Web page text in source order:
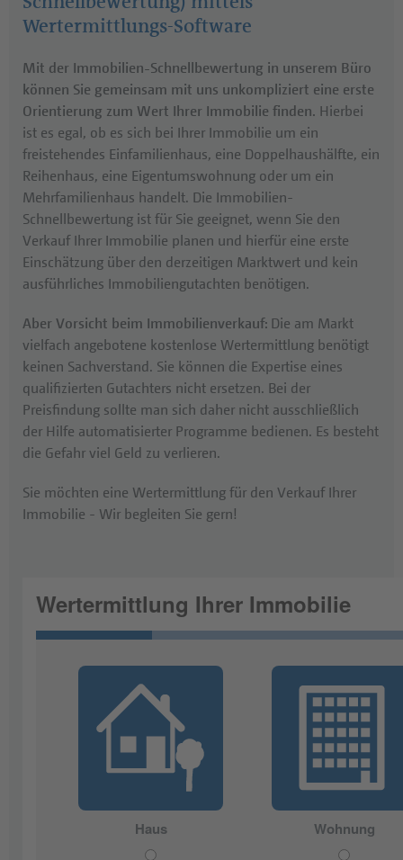
Wertermittlungs-Software
Mit der Immobilien-Schnellbewertung in unserem Büro
können Sie gemeinsam mit uns unkompliziert eine erste
Orientierung zum Wert Ihrer Immobilie finden. Hierbei
ist es egal, ob es sich bei Ihrer Immobilie um ein
freistehendes Einfamilienhaus, eine Doppelhaushälfte, ein
Reihenhaus, eine Eigentumswohnung oder um ein
Mehrfamilienhaus handelt. Die Immobilien-
Schnellbewertung ist für Sie geeignet, wenn Sie den
Verkauf Ihrer Immobilie planen und hierfür eine erste
Einschätzung über den derzeitigen Marktwert und kein
ausführliches Immobiliengutachten benötigen.
Aber Vorsicht beim Immobilienverkauf: Die am Markt
vielfach angebotene kostenlose Wertermittlung benötigt
keinen Sachverstand. Sie können die Expertise eines
qualifizierten Gutachters nicht ersetzen. Bei der
Preisfindung sollte man sich daher nicht ausschließlich
der Hilfe automatisierter Programme bedienen. Es besteht
die Gefahr viel Geld zu verlieren.
Sie möchten eine Wertermittlung für den Verkauf Ihrer
Immobilie - Wir begleiten Sie gern!